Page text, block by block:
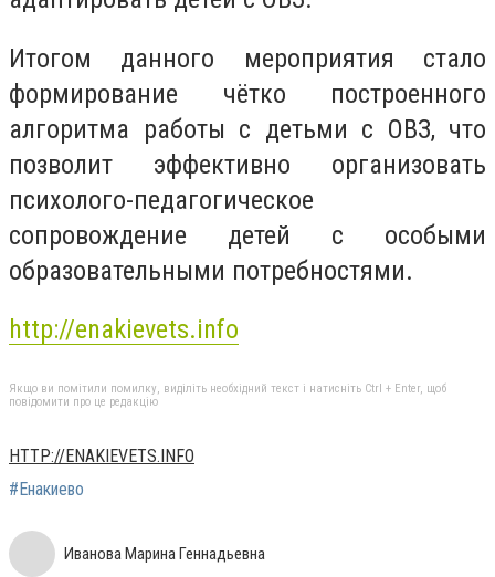
Итогом данного мероприятия стало
формирование чётко построенного
алгоритма работы с детьми с ОВЗ, что
позволит эффективно организовать
психолого-педагогическое
сопровождение детей с особыми
образовательными потребностями.
http://enakievets.info
Якщо ви помітили помилку, виділіть необхідний текст і натисніть Ctrl + Enter, щоб
повідомити про це редакцію
HTTP://ENAKIEVETS.INFO
#Енакиево
Иванова Марина Геннадьевна